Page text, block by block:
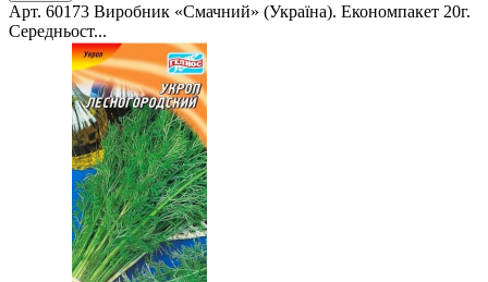
Арт. 60173 Виробник «Смачний» (Україна). Економпакет 20г.
Середньост...